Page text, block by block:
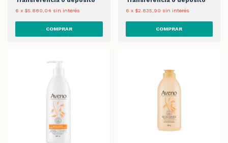
6 x $5.880,04 sin interés 6 x $2.835,90 sin interés